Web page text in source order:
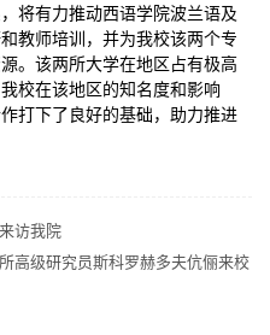
将有力推动西语学院波兰语及
教师培训，并为我校该两个专
。该两所大学在地区占有极高
校在该地区的知名度和影响
打下了良好的基础，助力推进
访我院
高级研究员斯科罗赫多夫伉俪来校